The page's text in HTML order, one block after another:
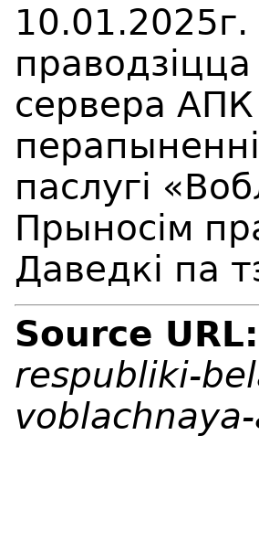
сервера
паслугі
Прыносім
Даведкі па
Source URL:
respubliki-